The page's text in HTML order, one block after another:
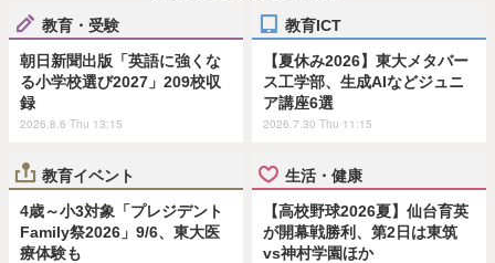
教育・受験
朝日新聞出版「英語に強くな
る小学校選び2027」209校収
録
2026.8.6 Thu 13:15
教育ICT
【夏休み2026】東大メタバー
ス工学部、生成AIなどジュニ
ア講座6選
2026.7.30 Thu 11:15
教育イベント
4歳～小3対象「プレジデント
Family祭2026」9/6、東大医
療体験も
生活・健康
【高校野球2026夏】仙台育英
が開幕戦勝利、第2日は東筑
vs神村学園ほか